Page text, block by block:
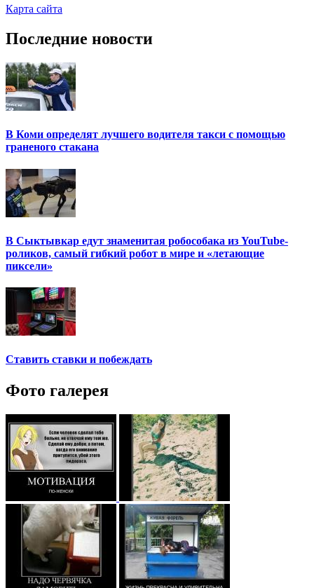
Карта сайта
Последние новости
В Коми определят лучшего водителя такси с помощью
граненого стакана
В Сыктывкар едут знаменитая робособака из YouTube-
роликов, самый гибкий робот в мире и «летающие
пиксели»
Ставить ставки и побеждать
Фото галерея